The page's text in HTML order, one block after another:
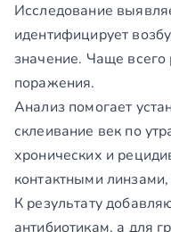
Исследование
идентифицирует
значение. Чаще
поражения.
Анализ помогает
склеивание век по
хронических и
контактными
К результату
антибиотикам, а для